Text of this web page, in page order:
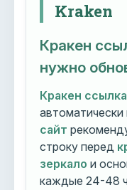
Kraken
Кракен
нужно
Кракен ссылка
сайт
строку перед
зеркало и
каждые 24-48